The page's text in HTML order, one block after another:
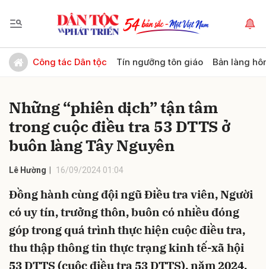
Công tác Dân tộc Tín ngưỡng tôn giáo Bản làng
Những “phiên dịch” tận tâm
trong cuộc điều tra 53 DTTS ở
buôn làng Tây Nguyên
Lê Hường 16/09/2024 01:04
Đồng hành cùng đội ngũ Điều tra viên, Người
có uy tín, trưởng thôn, buôn có nhiều đóng
góp trong quá trình thực hiện cuộc điều tra,
thu thập thông tin thực trạng kinh tế-xã hội
53 DTTS (cuộc điều tra 53 DTTS), năm 2024.
Gửi bình luận